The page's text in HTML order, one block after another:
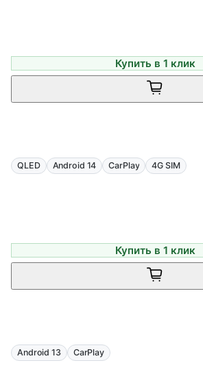
Купить в 1 клик
QLED Android 14 CarPlay 4G SIM
Купить в 1 клик
Android 13 CarPlay